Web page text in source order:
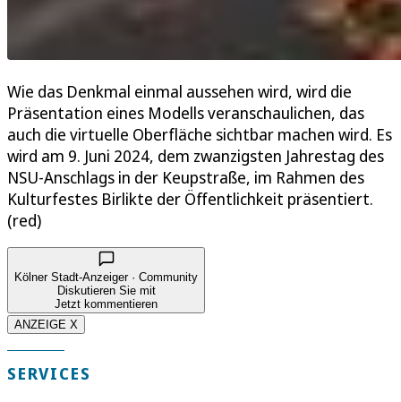
Wie das Denkmal einmal aussehen wird, wird die
Präsentation eines Modells veranschaulichen, das
auch die virtuelle Oberfläche sichtbar machen wird. Es
wird am 9. Juni 2024, dem zwanzigsten Jahrestag des
NSU-Anschlags in der Keupstraße, im Rahmen des
Kulturfestes Birlikte der Öffentlichkeit präsentiert.
(red)
Kölner Stadt-Anzeiger · Community
Diskutieren Sie mit
Jetzt kommentieren
ANZEIGE X
SERVICES